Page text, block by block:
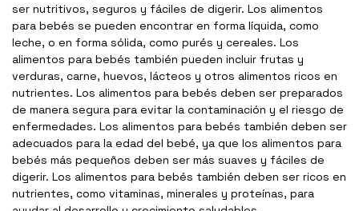
ser nutritivos, seguros y fáciles de digerir. Los alimentos
para bebés se pueden encontrar en forma líquida, como
leche, o en forma sólida, como purés y cereales. Los
alimentos para bebés también pueden incluir frutas y
verduras, carne, huevos, lácteos y otros alimentos ricos en
nutrientes. Los alimentos para bebés deben ser preparados
de manera segura para evitar la contaminación y el riesgo de
enfermedades. Los alimentos para bebés también deben ser
adecuados para la edad del bebé, ya que los alimentos para
bebés más pequeños deben ser más suaves y fáciles de
digerir. Los alimentos para bebés también deben ser ricos en
nutrientes, como vitaminas, minerales y proteínas, para